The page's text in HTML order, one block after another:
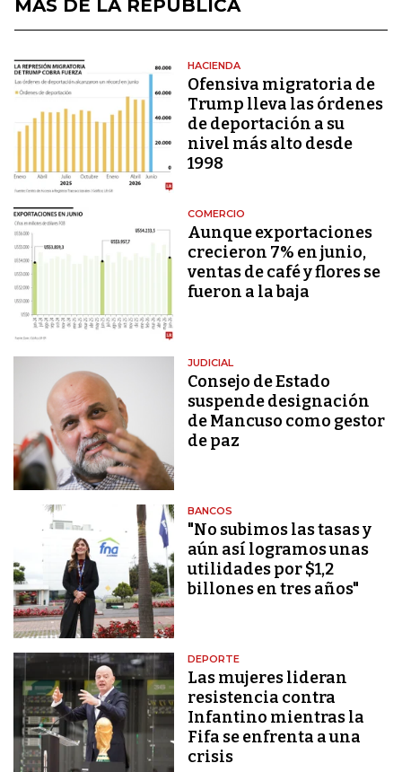
MÁS DE LA REPÚBLICA
HACIENDA
Ofensiva migratoria de
Trump lleva las órdenes
de deportación a su
nivel más alto desde
1998
COMERCIO
Aunque exportaciones
crecieron 7% en junio,
ventas de café y flores se
fueron a la baja
JUDICIAL
Consejo de Estado
suspende designación
de Mancuso como gestor
de paz
BANCOS
"No subimos las tasas y
aún así logramos unas
utilidades por $1,2
billones en tres años"
DEPORTE
Las mujeres lideran
resistencia contra
Infantino mientras la
Fifa se enfrenta a una
crisis